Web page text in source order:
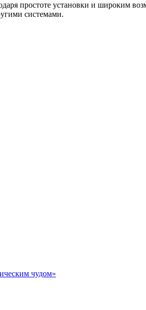
простоте установки и широким
системами.
чудом»